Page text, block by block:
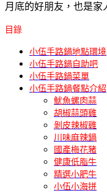
月底的好朋友，也是家
目錄
小伍手路鍋地點環境
小伍手路鍋自助吧
小伍手路鍋菜單
小伍手路鍋餐點介紹
魷魚螺肉蒜
胡椒蒜頭雞
剝皮辣椒雞
川味麻辣鍋
國產梅花豬
健康低脂牛
精選小肥牛
小伍小海拼